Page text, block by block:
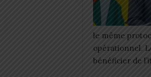
le même
opérationnel.
bénéficier de